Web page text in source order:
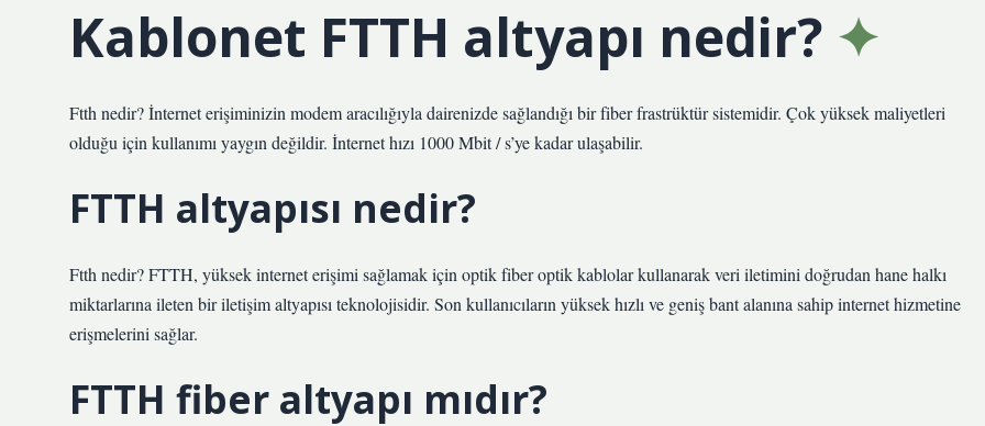
Kablonet FTTH altyapı nedir?
Ftth nedir? İnternet erişiminizin modem aracılığıyla dairenizde sağlandığı bir fiber frastrüktür sistemidir. Çok yüksek maliyetleri
olduğu için kullanımı yaygın değildir. İnternet hızı 1000 Mbit / s’ye kadar ulaşabilir.
FTTH altyapısı nedir?
Ftth nedir? FTTH, yüksek internet erişimi sağlamak için optik fiber optik kablolar kullanarak veri iletimini doğrudan hane halkı
miktarlarına ileten bir iletişim altyapısı teknolojisidir. Son kullanıcıların yüksek hızlı ve geniş bant alanına sahip internet hizmetine
erişmelerini sağlar.
FTTH fiber altyapı mıdır?